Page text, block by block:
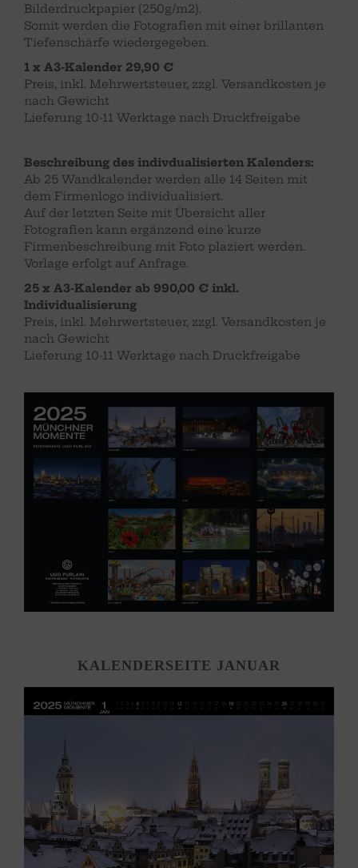
Bilderdruckpapier (250g/m2).
Somit werden die Fotografien mit einer brillanten
Tiefenschärfe wiedergegeben.
1 x A3-Kalender 29,90 €
Preis, inkl. Mehrwertsteuer, zzgl. Versandkosten je
nach Gewicht
Lieferung 10-11 Werktage nach Druckfreigabe
Beschreibung des indivdualisierten Kalenders:
Ab 25 Wandkalender werden alle 14 Seiten mit
dem Firmenlogo individualisiert.
Auf der letzten Seite mit Übersicht aller
Fotografien kann ergänzend eine kurze
Firmenbeschreibung mit Foto plaziert werden.
Vorlage erfolgt auf Anfrage.
25 x A3-Kalender ab 990,00 € inkl.
Individualisierung
Preis, inkl. Mehrwertsteuer, zzgl. Versandkosten je
nach Gewicht
Lieferung 10-11 Werktage nach Druckfreigabe
KALENDERSEITE JANUAR